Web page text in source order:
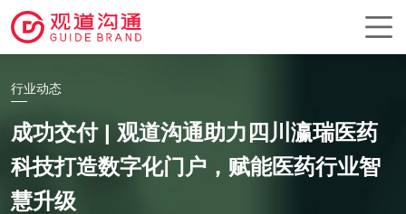
行业动态
成功交付 | 观道沟通助力四川瀛瑞医药
科技打造数字化门户，赋能医药行业智
慧升级